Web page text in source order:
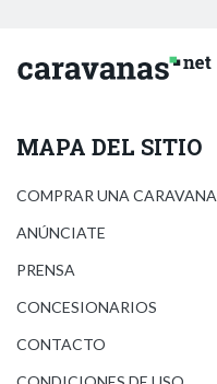
MAPA DEL SITIO
COMPRAR UNA CARAVANA
ANÚNCIATE
PRENSA
CONCESIONARIOS
CONTACTO